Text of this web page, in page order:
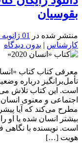
بقوسیان
منتشر شده در 01 ژانویه 2026
کارشناس | بدون دیدگاه
تأمل‌برانگیز درباره
است. این کتاب تلاش
اجتماعی و معنوی
مطرح می‌کند که آیا
بیشتر انسان شده یا او
است. نویسنده با
هویت […]